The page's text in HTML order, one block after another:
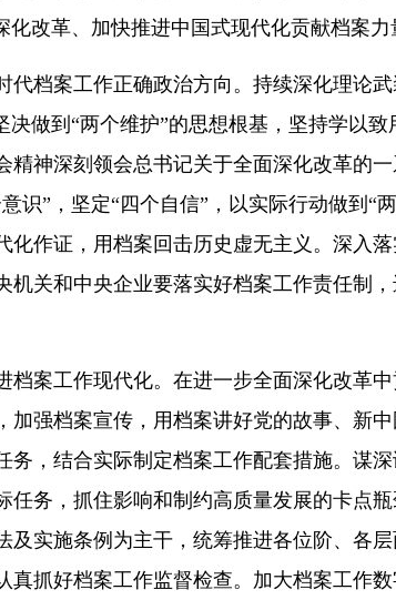
改革、加快推进中国式现代化贡献档案力
代档案工作正确政治方向。持续深化理论
做到“两个维护”的思想根基，坚持学以
神深刻领会总书记关于全面深化改革的
识”，坚定“四个自信”，以实际行动做到“
化作证，用档案回击历史虚无主义。深入
机关和中央企业要落实好档案工作责任制
档案工作现代化。在进一步全面深化改革
强档案宣传，用档案讲好党的故事、新
，结合实际制定档案工作配套措施。谋
务，抓住影响和制约高质量发展的卡点
实施条例为主干，统筹推进各位阶、各
抓好档案工作监督检查。加大档案工作